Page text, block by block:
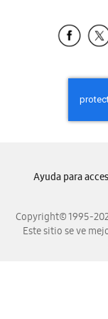
Copyright© 1995-
Este sitio se ve
Ayuda para